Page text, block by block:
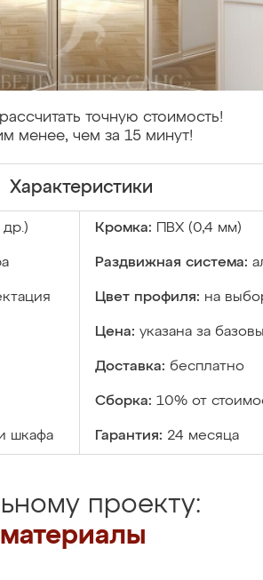
точную стоимость!
менее, чем за 15 минут!
Характеристики
Кромка: ПВХ (0,4 мм)
Раздвижная система:
Цвет профиля: на
Цена: указана за
Доставка: бесплатно
Сборка: 10% от
шкафа Гарантия: 24 месяца
проекту: